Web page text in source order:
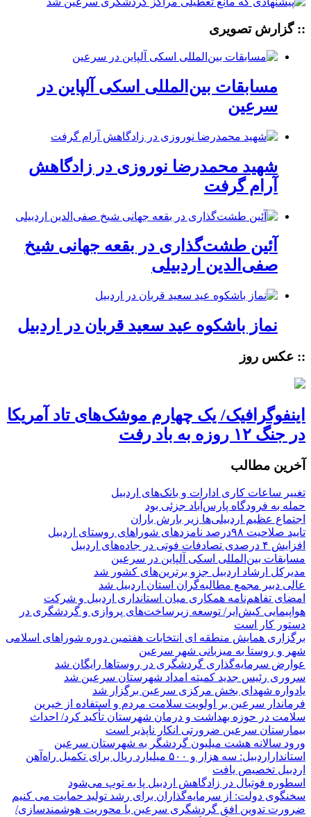
:: گزارش تصویری
مسابقات بین‌المللی اسکی آلپاین در
سرعین
شهید محمدرضا نوروزی در زادگاهش
آرام گرفت
آئین طشت‌گذاری در بقعه جهانی شیخ
صفی‌الدین اردبیلی
نماز باشکوه عید سعید قربان در اردبیل
:: عکس روز
اینفوگرافیک/ یک چهارم موشک‌های تاد آمریکا
در جنگ ۱۲ روزه به باد رفت
آخرین مطالب
تغییر ساعات کاری ادارات و بانک‌های اردبیل
حمله به فرودگاه پارس‌‌آباد جزئی بود
اجتماع عظیم اردبیلی‌ها زیر بارش باران
تایید صلاحیت ۹۸درصد نامزدهای شوراهای روستای اردبیل
افزایش ۴ درصدی تصادفات فوتی در جاده‌های اردبیل
مسابقات بین‌المللی اسکی آلپاین در سرعین
مدیرکل ارشاد اردبیل جزو برترین‌های کشور شد
عالی دبیر مجمع مطالبه‌گران استان اردبیل شد
امضای تفاهم‌نامه همکاری میان استانداری اردبیل و شرکت
هواپیمایی کیش‌ایر/ توسعه زیرساخت‌های پروازی و گردشگری در
دستور کار است
برگزاری همایش منطقه ای انتخابات هفتمین دوره شوراهای اسلامی
شهر و روستا به میزبانی شهر سرعین
عوارض سرمایه‌گذاری گردشگری در روستاها رایگان شد
سروری رئیس جدید کمیته امداد شهرستان سرعین شد
یادواره شهدای بخش مرکزی سرعین برگزار شد
فرماندار سرعین بر اولویت سلامت مردم و استفاده از خیرین
سلامت در حوزه بهداشت و درمان شهرستان تأکید کرد/ احداث
بیمارستان سرعین ضرورتی انکار ناپذیر است
ورود سالانه هشت میلیون گردشگر به شهرستان سرعین
استانداراردبیل: سه هزار و ۵۰۰ میلیارد ریال برای تکمیل راه‌آهن
اردبیل تخصیص یافت
اسطوره فوتبال در زادگاهش اردبیل پا به توپ می‌شود
سخنگوی دولت: از سرمایه‌گذاران برای رشد تولید حمایت می کنیم
ضرورت تدوین افق گردشگری سرعین با محوریت هوشمندسازی/